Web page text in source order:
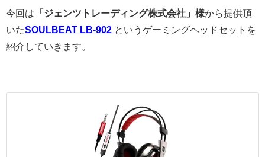
今回は 「ジェンツトレーディング株式会社」様から提供頂
いたSOULBEAT LB-902 というゲーミングヘッドセットを
紹介していきます。